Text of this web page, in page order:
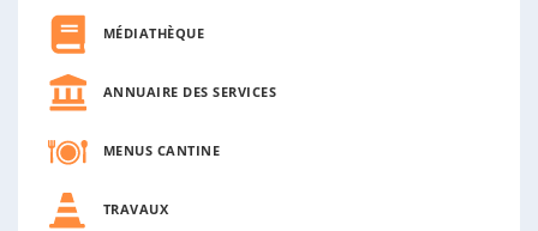
MÉDIATHÈQUE
ANNUAIRE DES SERVICES
MENUS CANTINE
TRAVAUX